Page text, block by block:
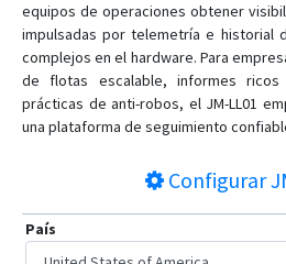
equipos de operaciones obtener
impulsadas por telemetría e historial
complejos en el hardware. Para
de flotas escalable, informes
prácticas de anti-robos, el JM-LL01
una plataforma de seguimiento
Configurar
País